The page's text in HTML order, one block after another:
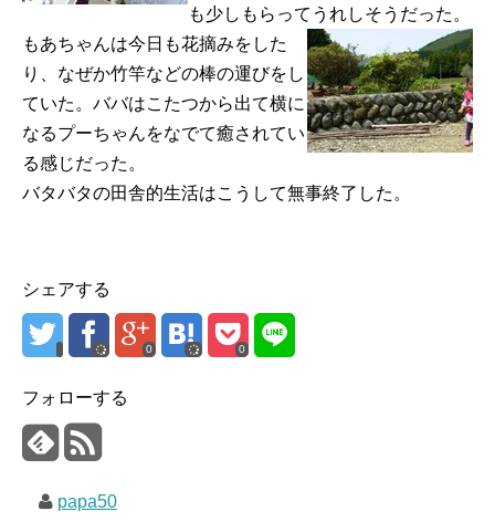
も少しもらってうれしそうだった。
もあちゃんは今日も花摘みをした
り、なぜか竹竿などの棒の運びをし
ていた。ババはこたつから出て横に
なるプーちゃんをなでて癒されてい
る感じだった。
バタバタの田舎的生活はこうして無事終了した。
シェアする
0 0
フォローする
papa50